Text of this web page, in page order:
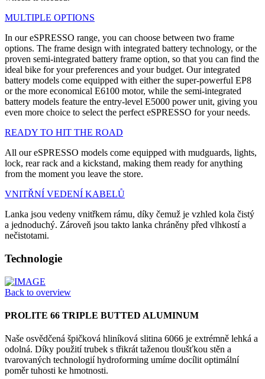
MULTIPLE OPTIONS
In our eSPRESSO range, you can choose between two frame
options. The frame design with integrated battery technology, or the
proven semi-integrated battery frame option, so that you can find the
ideal bike for your preferences and your budget. Our integrated
battery models come equipped with either the super-powerful EP8
or the more economical E6100 motor, while the semi-integrated
battery models feature the entry-level E5000 power unit, giving you
even more choice to select the perfect eSPRESSO for your needs.
READY TO HIT THE ROAD
All our eSPRESSO models come equipped with mudguards, lights,
lock, rear rack and a kickstand, making them ready for anything
from the moment you leave the store.
VNITŘNÍ VEDENÍ KABELŮ
Lanka jsou vedeny vnitřkem rámu, díky čemuž je vzhled kola čistý
a jednoduchý. Zároveň jsou takto lanka chráněny před vlhkostí a
nečistotami.
Technologie
Back to overview
PROLITE 66 TRIPLE BUTTED ALUMINUM
Naše osvědčená špičková hliníková slitina 6066 je extrémně lehká a
odolná. Díky použití trubek s třikrát taženou tloušťkou stěn a
tvarovaných technologií hydroforming umíme docílit optimální
poměr tuhosti ke hmotnosti.